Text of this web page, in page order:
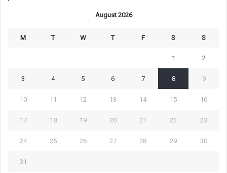
August 2026
M T W T F S S
1 2
3 4 5 6 7 8 9
10 11 12 13 14 15 16
17 18 19 20 21 22 23
24 25 26 27 28 29 30
31